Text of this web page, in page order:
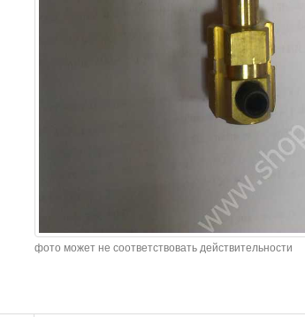
фото может не соответствовать действительности